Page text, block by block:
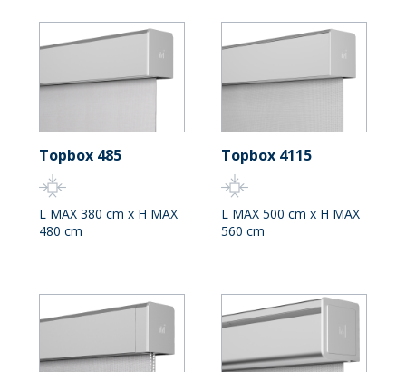
Topbox 485
L MAX 380 cm x H MAX
480 cm
Topbox 4115
L MAX 500 cm x H MAX
560 cm